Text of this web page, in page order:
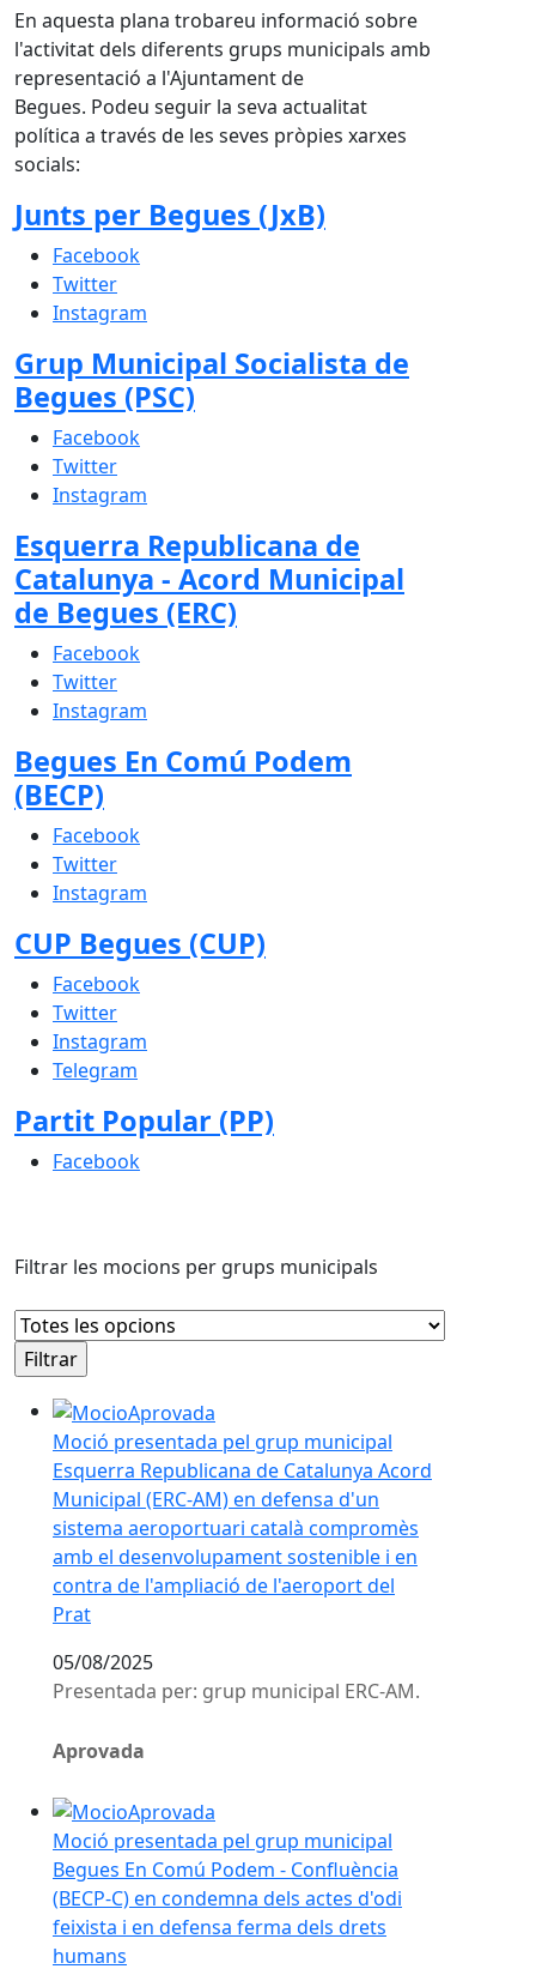
En aquesta plana trobareu informació sobre
l'activitat dels diferents grups municipals amb
representació a l'Ajuntament de
Begues. Podeu seguir la seva actualitat
política a través de les seves pròpies xarxes
socials:
Junts per Begues (JxB)
Facebook
Twitter
Instagram
Grup Municipal Socialista de
Begues (PSC)
Facebook
Twitter
Instagram
Esquerra Republicana de
Catalunya - Acord Municipal
de Begues (ERC)
Facebook
Twitter
Instagram
Begues En Comú Podem
(BECP)
Facebook
Twitter
Instagram
CUP Begues (CUP)
Facebook
Twitter
Instagram
Telegram
Partit Popular (PP)
Facebook
Filtrar les mocions per grups municipals
Moció presentada pel grup municipal Esquerra
Moció presentada pel grup municipal
Esquerra Republicana de Catalunya Acord
Municipal (ERC-AM) en defensa d'un
sistema aeroportuari català compromès
amb el desenvolupament sostenible i en
contra de l'ampliació de l'aeroport del
Prat
05/08/2025
Presentada per: grup municipal ERC-AM.
Aprovada
Moció presentada pel grup municipal Begues En
Moció presentada pel grup municipal
Begues En Comú Podem - Confluència
(BECP-C) en condemna dels actes d'odi
feixista i en defensa ferma dels drets
humans